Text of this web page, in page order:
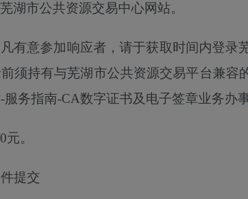
湖市公共资源交易中心网站。
有意参加响应者，请于获取时间内登录
须持有与芜湖市公共资源交易平台兼容
-服务指南-CA数字证书及电子签章业务办事
0元。
提交